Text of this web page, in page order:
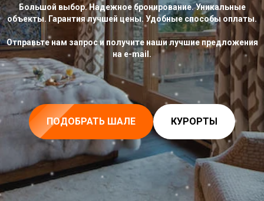
Большой выбор. Надежное бронирование. Уникальные
объекты. Гарантия лучшей цены. Удобные способы оплаты.
Отправьте нам запрос и получите наши лучшие предложения
на e-mail.
ПОДОБРАТЬ ШАЛЕ КУРОРТЫ